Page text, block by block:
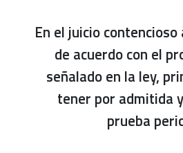
En el juicio
de acuerdo con el
señalado en la ley,
tener por admitida
prueba